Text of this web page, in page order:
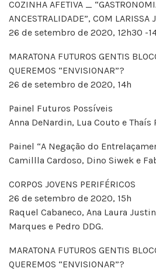
COZINHA AFETIVA _
ANCESTRALIDADE”, COM LARISSA
26 de setembro de 2020, 12h30 -
MARATONA FUTUROS GENTIS
QUEREMOS “ENVISIONAR”?
26 de setembro de 2020, 14h
Painel Futuros Possíveis
Anna DeNardin, Lua Couto e Thaís
Painel “A Negação do
Camillla Cardoso, Dino Siwek e
CORPOS JOVENS PERIFÉRICOS
26 de setembro de 2020, 15h
Raquel Cabaneco, Ana Laura
Marques e Pedro DDG.
MARATONA FUTUROS GENTIS
QUEREMOS “ENVISIONAR”?